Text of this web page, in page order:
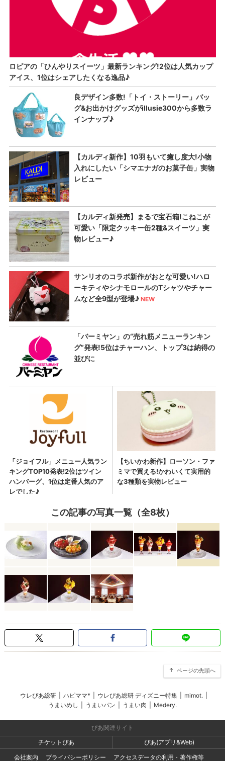
この記事の写真一覧（全8枚）
ページの先頭へ
ウレぴあ総研 ハピママ* ウレぴあ総研 ディズニー特集 mimot.
うまいめし
うまいパン うまい肉 Medery.
ぴあ関連サイト
チケットぴあ
ぴあ(アプリ&Web)
会社案内
プライバシーポリシー アクセスデータの利用・著作権等